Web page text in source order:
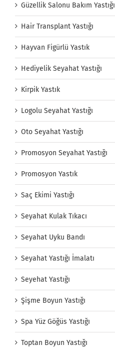
Güzellik Salonu Bakım Yastığı
Hair Transplant Yastığı
Hayvan Figürlü Yastık
Hediyelik Seyahat Yastığı
Kirpik Yastık
Logolu Seyahat Yastığı
Oto Seyahat Yastığı
Promosyon Seyahat Yastığı
Promosyon Yastık
Saç Ekimi Yastığı
Seyahat Kulak Tıkacı
Seyahat Uyku Bandı
Seyahat Yastığı İmalatı
Seyehat Yastığı
Şişme Boyun Yastığı
Spa Yüz Göğüs Yastığı
Toptan Boyun Yastığı